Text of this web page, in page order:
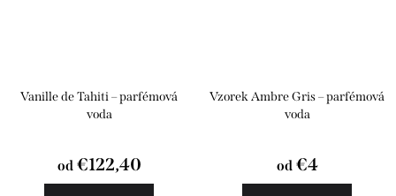
Vanille de Tahiti – parfémová
voda
od€122,40
Vzorek Ambre Gris – parfémová
voda
od€4